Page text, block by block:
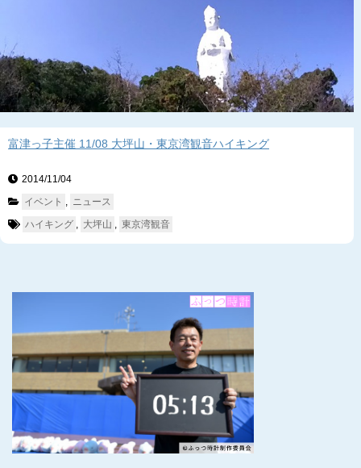
富津っ子主催 11/08 大坪山・東京湾観音ハイキング
2014/11/04
イベント
ニュース
ハイキング
大坪山 東京湾観音